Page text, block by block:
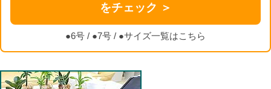
をチェック ＞
●6号 / ●7号 / ●サイズ一覧はこちら